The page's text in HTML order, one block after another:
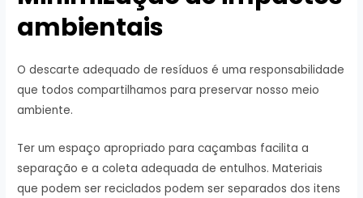
ambientais
O descarte adequado de resíduos é uma responsabilidade
que todos compartilhamos para preservar nosso meio
ambiente.
Ter um espaço apropriado para caçambas facilita a
separação e a coleta adequada de entulhos. Materiais
que podem ser reciclados podem ser separados dos itens